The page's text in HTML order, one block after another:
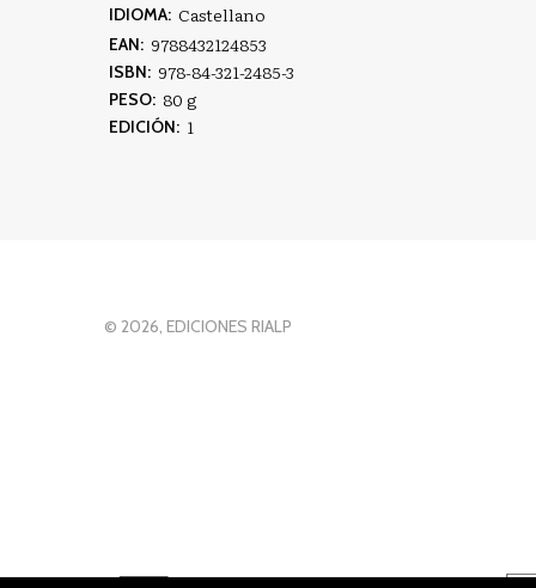
IDIOMA: Castellano
EAN: 9788432124853
ISBN: 978-84-321-2485-3
PESO: 80 g
EDICIÓN: 1
© 2026, EDICIONES RIALP